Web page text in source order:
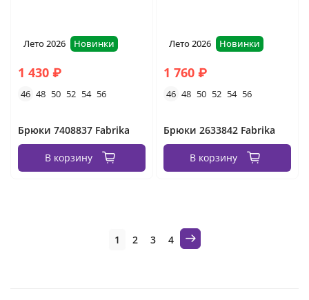
Лето 2026 Новинки
1 430 ₽
46 48 50 52 54 56
Брюки 7408837 Fabrika
В корзину
Лето 2026 Новинки
1 760 ₽
46 48 50 52 54 56
Брюки 2633842 Fabrika
В корзину
1 2 3 4